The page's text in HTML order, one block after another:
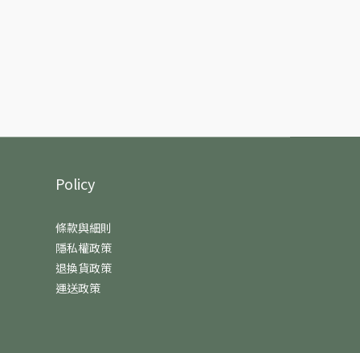
Policy
條款與細則
隱私權政策
退換貨政策
運送政策